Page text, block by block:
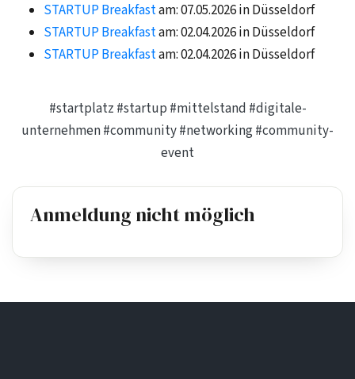
STARTUP Breakfastam: 07.05.2026 in Düsseldorf
STARTUP Breakfastam: 02.04.2026 in Düsseldorf
STARTUP Breakfastam: 02.04.2026 in Düsseldorf
#startplatz #startup #mittelstand #digitale-
unternehmen#community#networking#community-
event
Anmeldung nicht möglich